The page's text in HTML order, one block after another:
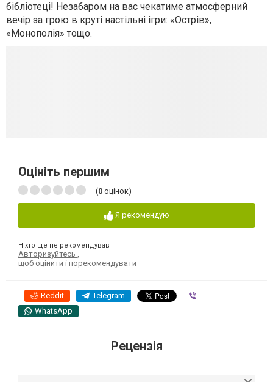
бібліотеці! Незабаром на вас чекатиме атмосферний
вечір за грою в круті настільні ігри: «Острів»,
«Монополія» тощо.
Оцініть першим
(0 оцінок)
Я рекомендую
Ніхто ще не рекомендував
Авторизуйтесь
щоб оцінити і порекомендувати
Reddit Telegram
WhatsApp
Рецензія